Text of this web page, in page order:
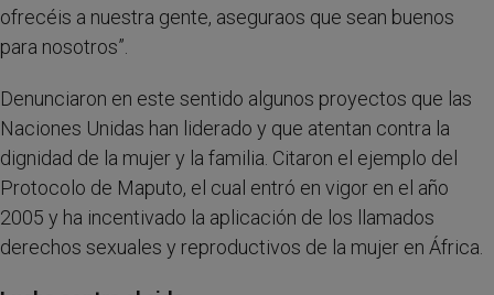
ofrecéis a nuestra gente, aseguraos que sean buenos
para nosotros”.
Denunciaron en este sentido algunos proyectos que las
Naciones Unidas han liderado y que atentan contra la
dignidad de la mujer y la familia. Citaron el ejemplo del
Protocolo de Maputo, el cual entró en vigor en el año
2005 y ha incentivado la aplicación de los llamados
derechos sexuales y reproductivos de la mujer en África.